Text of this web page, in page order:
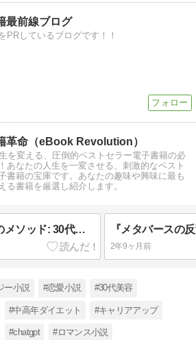
最前線ブログ
PRしているブログです！！
革命（eBook Revolution）
を変える、圧倒的ベストセラー電子書籍の必
あなたの人生を一変させる、刺激的なベスト
書籍の宝庫です。あなたの趣味や興味に最も
る書籍を厳選し紹介します。
「仮想通貨投資、俺のメソッド: 30代・40代男性が利益を最大化するための具体的手法」が売れ筋ランキング1位に！
2年9ヶ月前
ー小説 #恋愛小説 #30代美容
#中高年ダイエット #キャリアアップ
#chatgpt #ロマンス小説